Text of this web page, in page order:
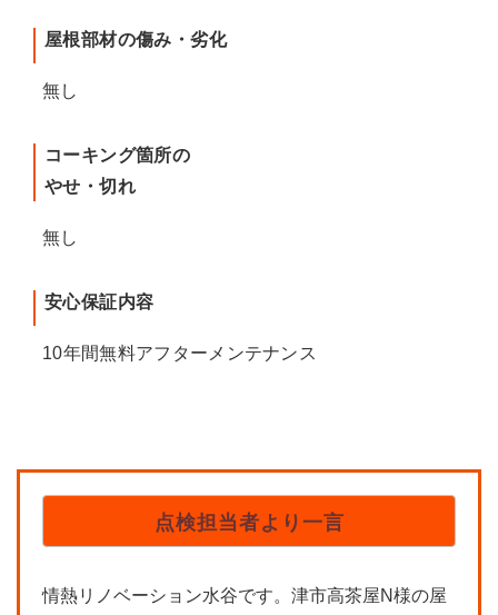
屋根部材の傷み・劣化
無し
コーキング箇所の
やせ・切れ
無し
安心保証内容
10年間無料アフターメンテナンス
点検担当者より一言
情熱リノベーション水谷です。津市高茶屋N様の屋